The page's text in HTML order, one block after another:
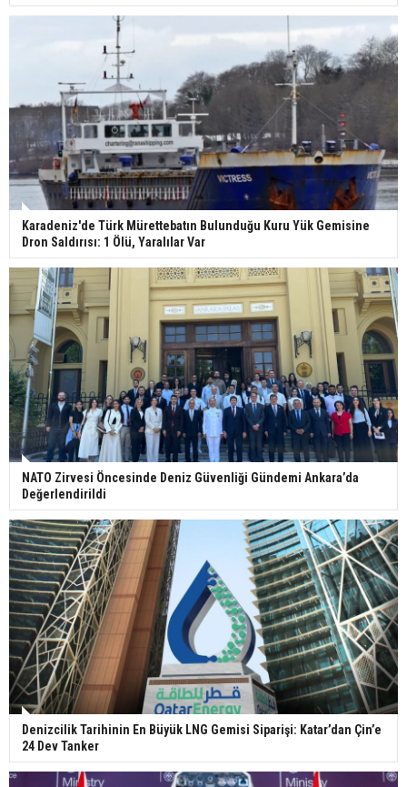
Karadeniz'de Türk Mürettebatın Bulunduğu Kuru Yük Gemisine
Dron Saldırısı: 1 Ölü, Yaralılar Var
NATO Zirvesi Öncesinde Deniz Güvenliği Gündemi Ankara’da
Değerlendirildi
Denizcilik Tarihinin En Büyük LNG Gemisi Siparişi: Katar’dan Çin’e
24 Dev Tanker